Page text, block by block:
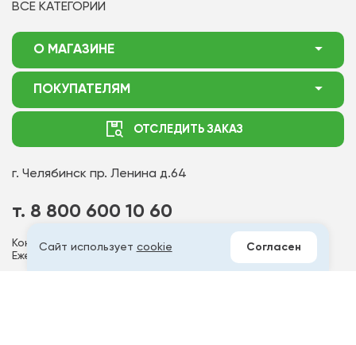
Сайт использует cookie Согласен
ВСЕ КАТЕГОРИИ
О МАГАЗИНЕ
О нас
Акции
ПОКУПАТЕЛЯМ
Как оформить заказ
Статьи садоводу
Оптовым покупателям
Политика конфиденциальности
ОТСЛЕДИТЬ ЗАКАЗ
г. Челябинск пр. Ленина д.64
т. 8 800 600 10 60
Контакт - центр работает
Ежедневно с 6:00 до 18:00 МСК